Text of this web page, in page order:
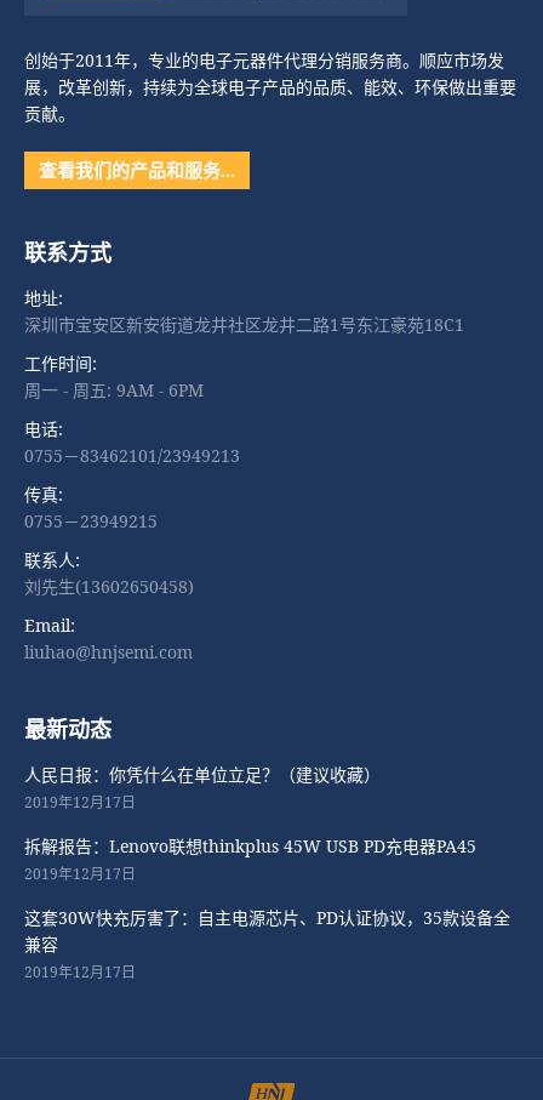
创始于2011年，专业的电子元器件代理分销服务商。顺应市场发
展，改革创新，持续为全球电子产品的品质、能效、环保做出重要
贡献。
查看我们的产品和服务…
联系方式
地址:
深圳市宝安区新安街道龙井社区龙井二路1号东江豪苑18C1
工作时间:
周一 - 周五: 9AM - 6PM
电话:
0755－83462101/23949213
传真:
0755－23949215
联系人:
刘先生(13602650458)
Email:
liuhao@hnjsemi.com
最新动态
人民日报：你凭什么在单位立足？（建议收藏）
2019年12月17日
拆解报告：Lenovo联想thinkplus 45W USB PD充电器PA45
2019年12月17日
这套30W快充厉害了：自主电源芯片、PD认证协议，35款设备全
兼容
2019年12月17日